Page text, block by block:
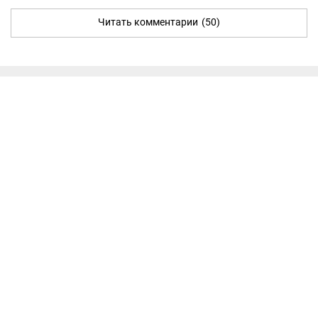
Читать комментарии (50)